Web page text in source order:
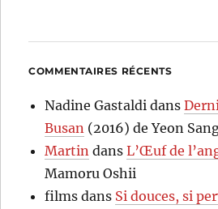
COMMENTAIRES RÉCENTS
Nadine Gastaldi dans
Busan (2016) de Yeon
Martin dansL’Œuf de
Mamoru Oshii
films dans Si douces, si